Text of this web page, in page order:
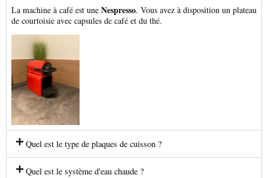
La machine à café est une Nespresso. Vous avez à disposition un plateau
de courtoisie avec capsules de café et du thé.
Quel est le type de plaques de cuisson ?
Quel est le système d'eau chaude ?